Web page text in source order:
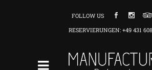
FOLLOW US
RESERVIERUNGEN: +49 431